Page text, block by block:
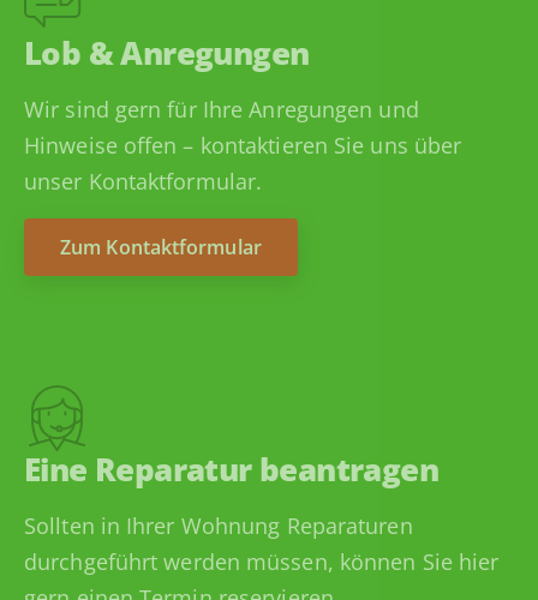
Lob & Anregungen
Wir sind gern für Ihre Anregungen und
Hinweise offen – kontaktieren Sie uns über
unser Kontaktformular.
Zum Kontaktformular
Eine Reparatur beantragen
Sollten in Ihrer Wohnung Reparaturen
durchgeführt werden müssen, können Sie hier